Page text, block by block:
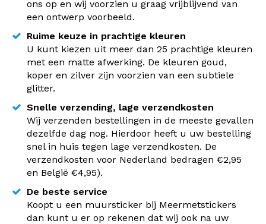
ons op en wij voorzien u graag vrijblijvend van
een ontwerp voorbeeld.
Ruime keuze in prachtige kleuren
U kunt kiezen uit meer dan 25 prachtige kleuren
met een matte afwerking. De kleuren goud,
koper en zilver zijn voorzien van een subtiele
glitter.
Snelle verzending, lage verzendkosten
Wij verzenden bestellingen in de meeste gevallen
dezelfde dag nog. Hierdoor heeft u uw bestelling
snel in huis tegen lage verzendkosten. De
verzendkosten voor Nederland bedragen €2,95
en België €4,95).
De beste service
Koopt u een muursticker bij Meermetstickers
dan kunt u er op rekenen dat wij ook na uw